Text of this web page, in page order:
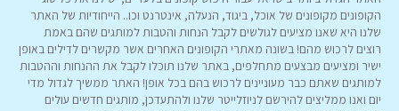
הקופונים מקופונים של אוכל, ביגוד, הנעלה, אינטרנט וכו.. הייחודיות של האתר
שלנו היא שאנו מציעים לגולשים לקבל הנחות והטבות למותגים שהם באמת
רוצים לרכוש מהם! בשונה מאתרי הקופונים האחרים אשר מקשרים לדילים באופן
ישיר ומציעים מבצעים מתחלפים, באתר שלנו תוכלו לקבל את ההנחות וההטבות
למותגים שאתם כבר מעוניינים לרכוש בהם בכל אופן! האתר ממשיך לגדול מדי
יום ואנו ממליצים להירשם לניוזלייטר שלנו ולהתעדכן, מותגים חדשים עולים